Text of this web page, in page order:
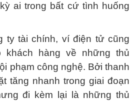
ai trong bất cứ tình huống
ty tài chính, ví điện tử cũng
khách hàng về những thủ
phạm công nghệ. Bởi thanh
tăng nhanh trong giai đoạn
đi kèm lại là những thủ